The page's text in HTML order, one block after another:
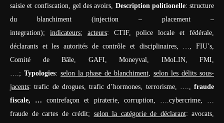
saisie et confiscation, gel des avoirs, Description politionelle: structure
du blanchiment (injection – placement –
integration); indicateurs; acteurs: CTIF, police locale et fédérale,
déclarants et les autorités de contrôle et disciplinaires, …, FIU’s,
Comité de Bâle, GAFI, Moneyval, IMoLIN, FMI,
….; Typologies: selon la phase de blanchiment
selon les délits sous-
jacents: trafic de drogues, trafic d’hormones, terrorisme, …., fraude
fiscale, … contrefaçon et piraterie, corruption, ….cybercrime, …
fraude de cartes de crédit; selon la catégorie de déclarant: avocats,